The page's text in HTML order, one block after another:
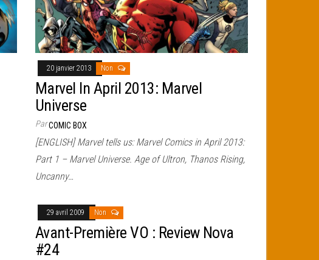
20 janvier 2013 Non
Marvel In April 2013: Marvel
Universe
ParCOMIC BOX
[ENGLISH] Marvel tells us: Marvel Comics in April 2013:
Part 1 – Marvel Universe. Age of Ultron, Thanos Rising,
Uncanny…
29 avril 2009 Non
Avant-Première VO : Review Nova
#24